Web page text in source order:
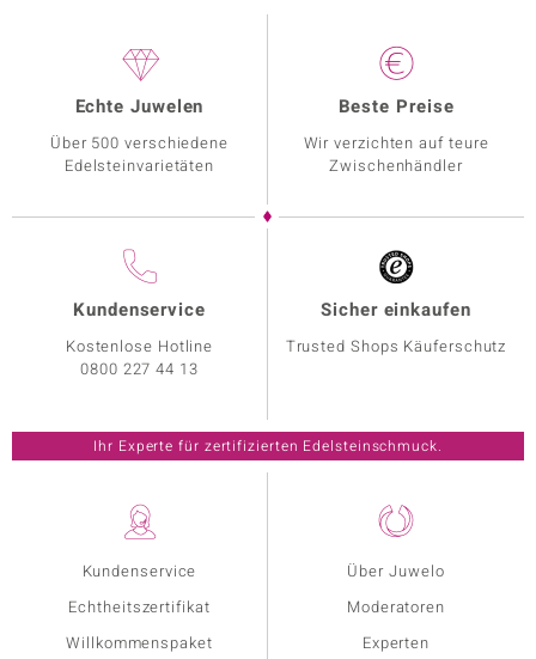
Kundenservice
Echtheitszertifikat
Willkommenspaket
Über Juwelo
Moderatoren
Experten
Echte Juwelen
Über 500 verschiedene
Edelsteinvarietäten
Beste Preise
Wir verzichten auf teure
Zwischenhändler
Kundenservice
Kostenlose Hotline
0800 227 44 13
Sicher einkaufen
Trusted Shops Käuferschutz
Ihr Experte für zertifizierten Edelsteinschmuck.